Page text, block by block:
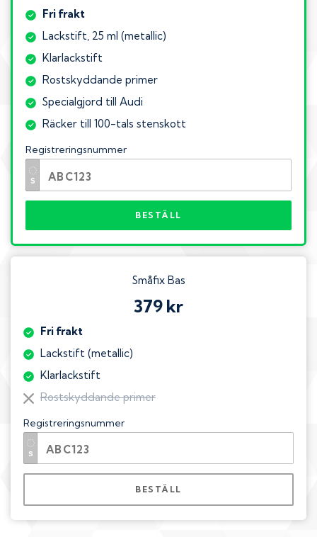
Fri frakt
Lackstift, 25 ml (metallic)
Klarlackstift
Rostskyddande primer
Specialgjord till Audi
Räcker till 100-tals stenskott
Registreringsnummer
BESTÄLL
Småfix Bas
379 kr
Fri frakt
Lackstift (metallic)
Klarlackstift
Rostskyddande primer
Registreringsnummer
BESTÄLL